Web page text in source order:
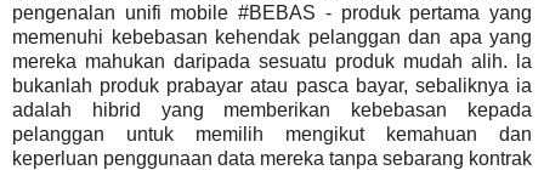
pengenalan unifi mobile #BEBAS - produk pertama yang
memenuhi kebebasan kehendak pelanggan dan apa yang
mereka mahukan daripada sesuatu produk mudah alih. la
bukanlah produk prabayar atau pasca bayar, sebaliknya ia
adalah hibrid yang memberikan kebebasan kepada
pelanggan untuk memilih mengikut kemahuan dan
keperluan penggunaan data mereka tanpa sebarang kontrak